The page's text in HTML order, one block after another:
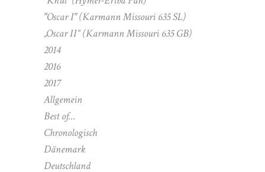
"Oscar I" (Karmann Missouri 635 SL)
„Oscar II“ (Karmann Missouri 635 GB)
2014
2016
2017
Allgemein
Best of…
Chronologisch
Dänemark
Deutschland